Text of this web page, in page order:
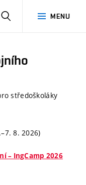
MENU
středoškoláky
8. 2026)
– IngCamp 2026